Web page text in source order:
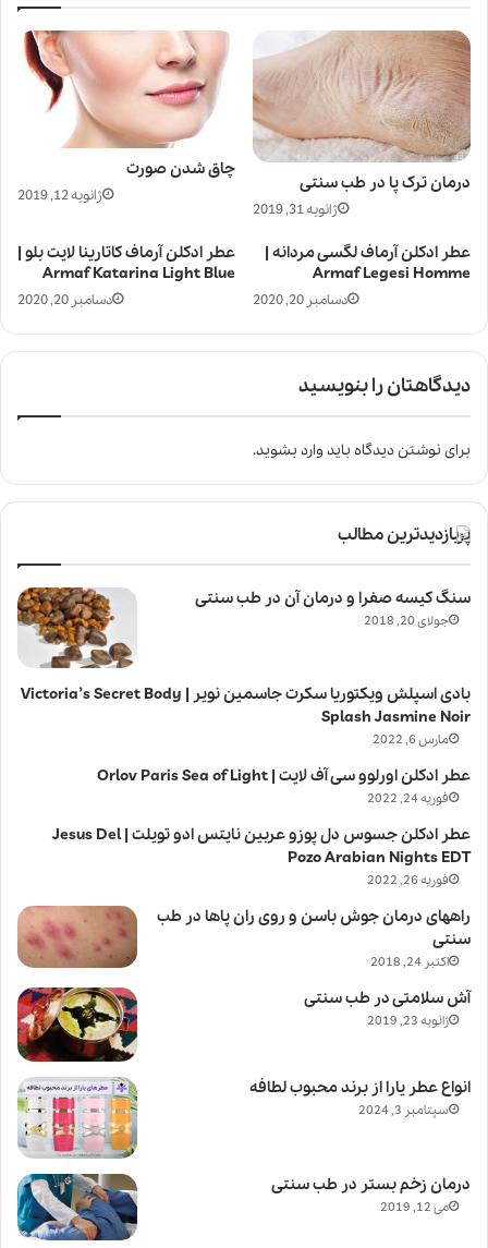
چاق شدن صورت
ژانویه 12, 2019
درمان ترک پا در طب سنتی
ژانویه 31, 2019
عطر ادکلن آرماف کاتارینا لایت بلو |
Armaf Katarina Light Blue
دسامبر 20, 2020
عطر ادکلن آرماف لگسی مردانه |
Armaf Legesi Homme
دسامبر 20, 2020
دیدگاهتان را بنویسید
برای نوشتن دیدگاه بایدوارد بشوید.
پربازدیدترین مطالب
سنگ کیسه صفرا و درمان آن در طب سنتی
جولای 20, 2018
بادی اسپلش ویکتوریا سکرت جاسمین نویر | Victoria’s Secret Body
Splash Jasmine Noir
مارس 6, 2022
عطر ادکلن اورلوو سی آف لایت | Orlov Paris Sea of Light
فوریه 24, 2022
عطر ادکلن جسوس دل پوزو عربین نایتس ادو تویلت | Jesus Del
Pozo Arabian Nights EDT
فوریه 26, 2022
راههای درمان جوش باسن و روی ران پاها در طب
سنتی
اکتبر 24, 2018
آش سلامتی در طب سنتی
ژانویه 23, 2019
انواع عطر یارا از برند محبوب لطافه
سپتامبر 3, 2024
درمان زخم بستر در طب سنتی
می 12, 2019